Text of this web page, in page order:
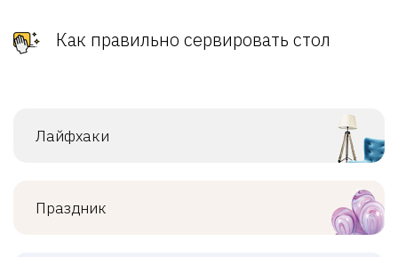
Как правильно сервировать стол
Лайфхаки
Праздник